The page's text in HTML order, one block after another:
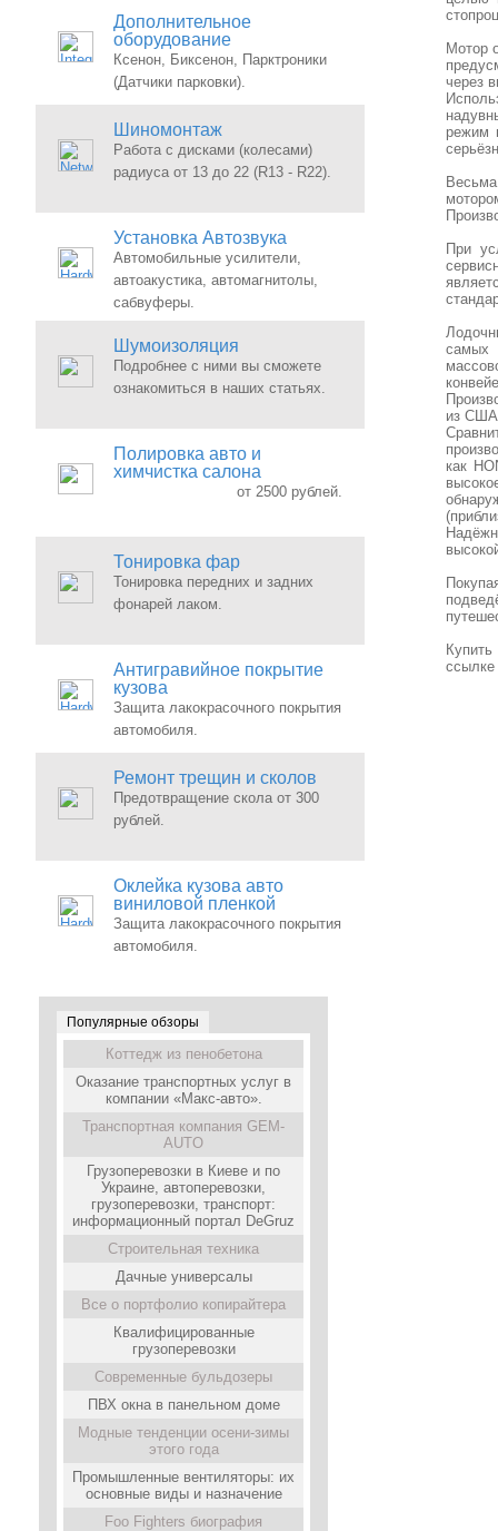
Дополнительное
оборудование
Ксенон, Биксенон, Парктроники
(Датчики парковки).
Шиномонтаж
Работа с дисками (колесами)
радиуса от 13 до 22 (R13 - R22).
Установка Автозвука
Автомобильные усилители,
автоакустика, автомагнитолы,
сабвуферы.
Шумоизоляция
Подробнее с ними вы сможете
ознакомиться в наших статьях.
Полировка авто и
химчистка салона
от 2500 рублей.
Тонировка фар
Тонировка передних и задних
фонарей лаком.
Антигравийное покрытие
кузова
Защита лакокрасочного покрытия
автомобиля.
Ремонт трещин и сколов
Предотвращение скола от 300
рублей.
Оклейка кузова авто
виниловой пленкой
Защита лакокрасочного покрытия
автомобиля.
Популярные обзоры
Коттедж из пенобетона
Оказание транспортных услуг в
компании «Макс-авто».
Транспортная компания GEM-
AUTO
Грузоперевозки в Киеве и по
Украине, автоперевозки,
грузоперевозки, транспорт:
информационный портал DeGruz
Строительная техника
Дачные универсалы
Все о портфолио копирайтера
Квалифицированные
грузоперевозки
Современные бульдозеры
ПВХ окна в панельном доме
Модные тенденции осени-зимы
этого года
Промышленные вентиляторы: их
основные виды и назначение
Foo Fighters биография
Мотор
через
режим
При
самых
из
как